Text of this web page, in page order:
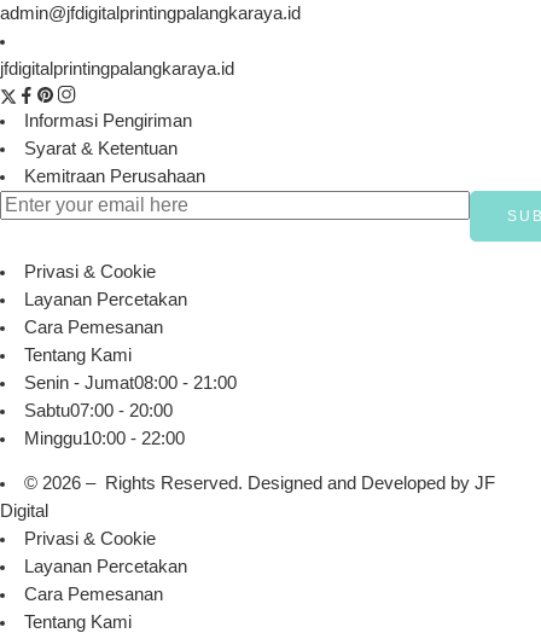
admin@jfdigitalprintingpalangkaraya.id
jfdigitalprintingpalangkaraya.id
Informasi Pengiriman
Syarat & Ketentuan
Kemitraan Perusahaan
Privasi & Cookie
Layanan Percetakan
Cara Pemesanan
Tentang Kami
Senin - Jumat08:00 - 21:00
Sabtu07:00 - 20:00
Minggu10:00 - 22:00
© 2026 – Rights Reserved. Designed and Developed by JF
Digital
Privasi & Cookie
Layanan Percetakan
Cara Pemesanan
Tentang Kami